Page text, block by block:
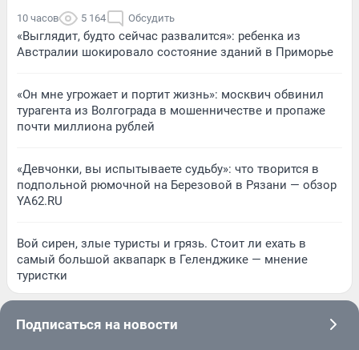
10 часов 5 164 Обсудить
«Выглядит, будто сейчас развалится»: ребенка из
Австралии шокировало состояние зданий в Приморье
«Он мне угрожает и портит жизнь»: москвич обвинил
турагента из Волгограда в мошенничестве и пропаже
почти миллиона рублей
«Девчонки, вы испытываете судьбу»: что творится в
подпольной рюмочной на Березовой в Рязани — обзор
YA62.RU
Вой сирен, злые туристы и грязь. Стоит ли ехать в
самый большой аквапарк в Геленджике — мнение
туристки
Подписаться на новости